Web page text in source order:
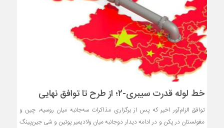
خط لوله قدرت سیبری-۲؛ از طرح تا توافق نهایی
توافق الزام‌آور اخیر که پس از برگزاری مذاکرات سه‌جانبه میان روسیه، چین و
مغولستان در پکن و در ادامه دیدار دوجانبه میان ولادیمیر پوتین و شی جین‌پینگ